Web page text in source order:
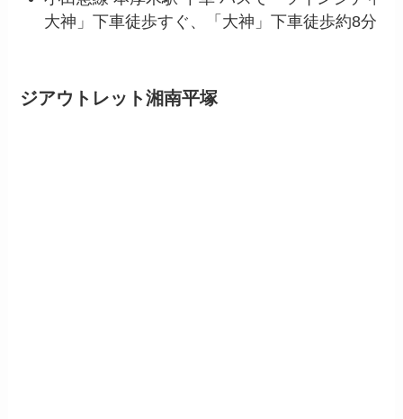
大神」下車徒歩すぐ、「大神」下車徒歩約8分
ジアウトレット湘南平塚